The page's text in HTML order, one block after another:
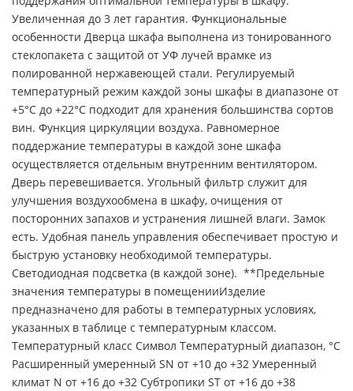
Увеличенная до 3 лет гарантия. Функциональные
особенности Дверца шкафа выполнена из тонированного
стеклопакета с защитой от УФ лучей врамке из
полированной нержавеющей стали. Регулируемый
температурный режим каждой зоны шкафы в диапазоне от
+5°C до +22°C подходит для хранения большинства сортов
вин. Функция циркуляции воздуха. Равномерное
поддержание температуры в каждой зоне шкафа
осуществляется отдельным внутренним вентилятором.
Дверь перевешивается. Угольный фильтр служит для
улучшения воздухообмена в шкафу, очищения от
посторонних запахов и устранения лишней влаги. Замок
есть. Удобная панель управления обеспечивает простую и
быструю установку необходимой температуры.
Светодиодная подсветка (в каждой зоне). **Предельные
значения температуры в помещенииИзделие
предназначено для работы в температурных условиях,
указанных в таблице с температурным классом.
Температурный класс Символ Температурный диапазон, °C
Расширенный умеренный SN от +10 до +32 Умеренный
климат N от +16 до +32 Субтропики ST от +16 до +38